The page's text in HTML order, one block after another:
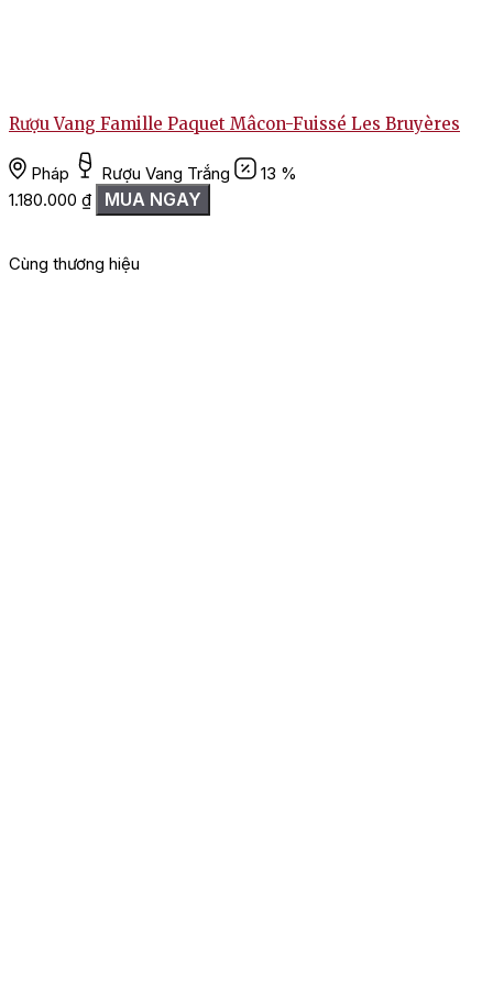
Rượu Vang Famille Paquet Mâcon-Fuissé Les Bruyères
Pháp Rượu Vang Trắng
13 %
1.180.000 ₫ MUA NGAY
Cùng thương hiệu